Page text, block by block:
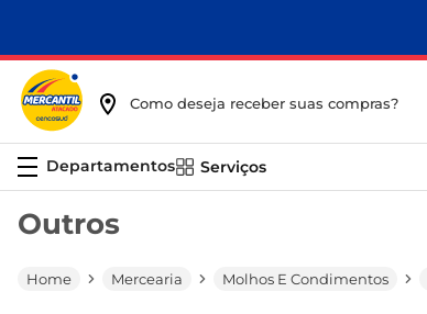
Como deseja receber suas compras?
Serviços
Outros
Mercearia Molhos E Condimentos